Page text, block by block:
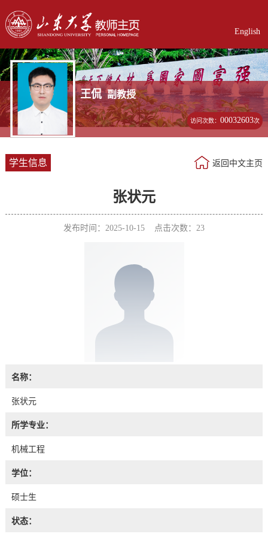
English
王侃 副教授
访问次数：00032603次
学生信息 返回中文主页
张状元
发布时间：2025-10-15 点击次数： 23
名称：
张状元
所学专业：
机械工程
学位：
硕士生
状态：